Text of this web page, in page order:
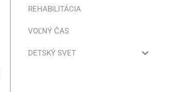
REHABILITÁCIA
VOĽNÝ ČAS
DETSKÝ SVET